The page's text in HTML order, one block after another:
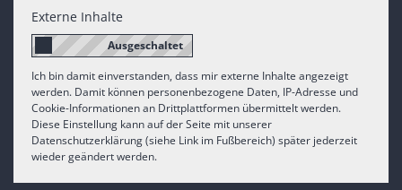
Externe Inhalte
Ich bin damit einverstanden, dass mir externe Inhalte angezeigt
werden. Damit können personenbezogene Daten, IP-Adresse und
Cookie-Informationen an Drittplattformen übermittelt werden.
Diese Einstellung kann auf der Seite mit unserer
Datenschutzerklärung (siehe Link im Fußbereich) später jederzeit
wieder geändert werden.